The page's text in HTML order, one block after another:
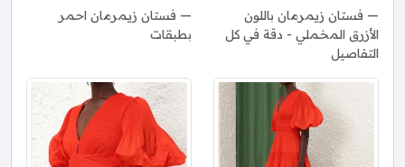
فستان زيمرمان باللون
الأزرق المخملي - دقة في كل
التفاصيل
فستان زيمرمان احمر
بطبقات